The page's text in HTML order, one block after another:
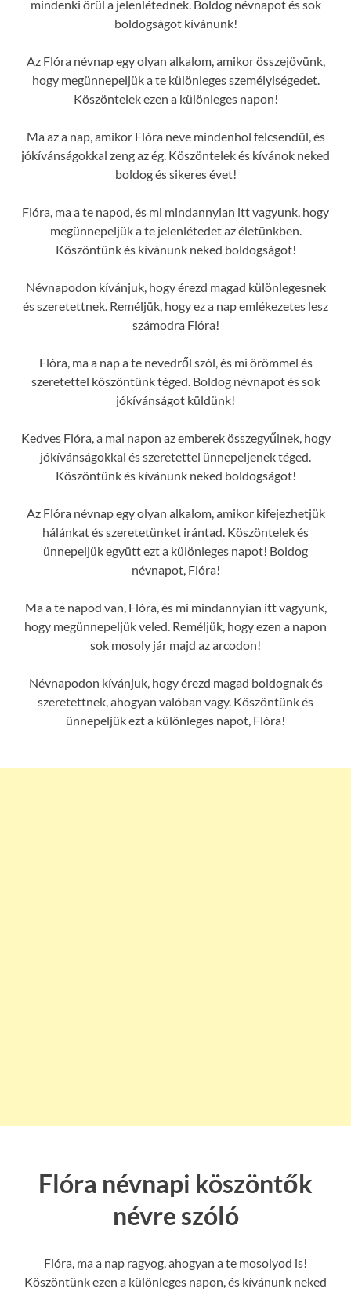
mindenki örül a jelenlétednek. Boldog névnapot és sok
boldogságot kívánunk!
Az Flóra névnap egy olyan alkalom, amikor összejövünk,
hogy megünnepeljük a te különleges személyiségedet.
Köszöntelek ezen a különleges napon!
Ma az a nap, amikor Flóra neve mindenhol felcsendül, és
jókívánságokkal zeng az ég. Köszöntelek és kívánok neked
boldog és sikeres évet!
Flóra, ma a te napod, és mi mindannyian itt vagyunk, hogy
megünnepeljük a te jelenlétedet az életünkben.
Köszöntünk és kívánunk neked boldogságot!
Névnapodon kívánjuk, hogy érezd magad különlegesnek
és szeretettnek. Reméljük, hogy ez a nap emlékezetes lesz
számodra Flóra!
Flóra, ma a nap a te nevedről szól, és mi örömmel és
szeretettel köszöntünk téged. Boldog névnapot és sok
jókívánságot küldünk!
Kedves Flóra, a mai napon az emberek összegyűlnek, hogy
jókívánságokkal és szeretettel ünnepeljenek téged.
Köszöntünk és kívánunk neked boldogságot!
Az Flóra névnap egy olyan alkalom, amikor kifejezhetjük
hálánkat és szeretetünket irántad. Köszöntelek és
ünnepeljük együtt ezt a különleges napot! Boldog
névnapot, Flóra!
Ma a te napod van, Flóra, és mi mindannyian itt vagyunk,
hogy megünnepeljük veled. Reméljük, hogy ezen a napon
sok mosoly jár majd az arcodon!
Névnapodon kívánjuk, hogy érezd magad boldognak és
szeretettnek, ahogyan valóban vagy. Köszöntünk és
ünnepeljük ezt a különleges napot, Flóra!
Flóra névnapi köszöntők
névre szóló
Flóra, ma a nap ragyog, ahogyan a te mosolyod is!
Köszöntünk ezen a különleges napon, és kívánunk neked